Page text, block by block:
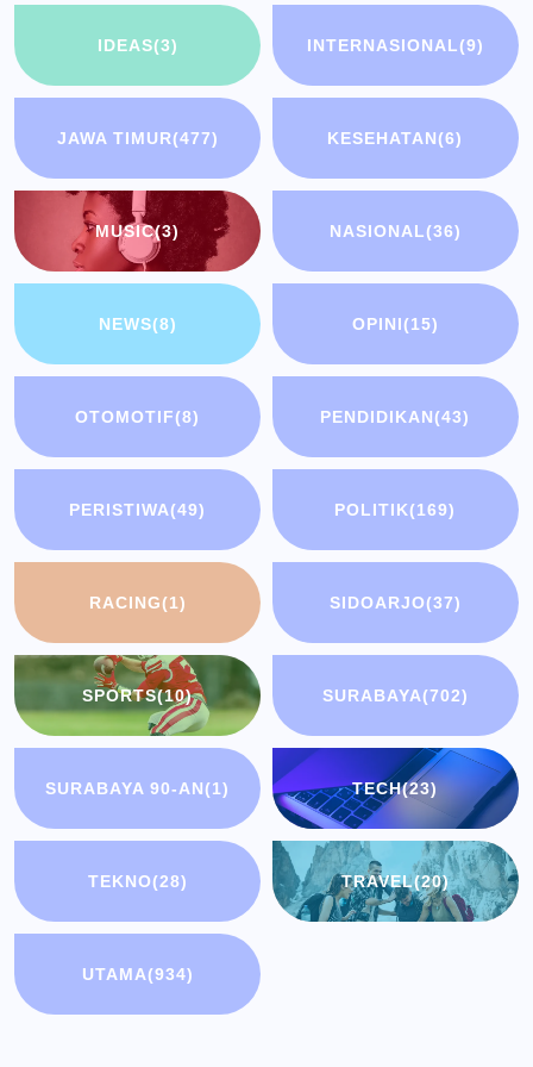
IDEAS(3) INTERNASIONAL(9)
JAWA TIMUR(477) KESEHATAN(6)
MUSIC(3) NASIONAL(36)
NEWS(8) OPINI(15)
OTOMOTIF(8) PENDIDIKAN(43)
PERISTIWA(49) POLITIK(169)
RACING(1) SIDOARJO(37)
SPORTS(10) SURABAYA(702)
SURABAYA 90-AN(1) TECH(23)
TEKNO(28) TRAVEL(20)
UTAMA(934)